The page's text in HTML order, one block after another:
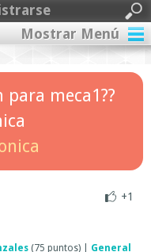
Mostrar Menú
meca1??
+1
(75 puntos) General